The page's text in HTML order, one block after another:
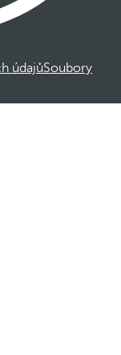
údajůSoubory